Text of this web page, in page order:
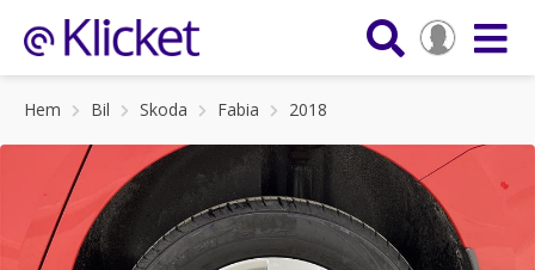
Hem Bil Skoda Fabia 2018